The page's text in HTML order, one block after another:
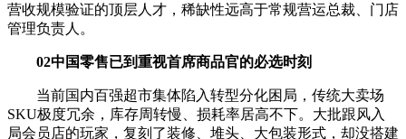
营收规模验证的顶层人才，稀缺性远高于常规营运总裁、门店
管理负责人。
02中国零售已到重视首席商品官的必选时刻
当前国内百强超市集体陷入转型分化困局，传统大卖场
SKU极度冗余，库存周转慢、损耗率居高不下。大批跟风入
局会员店的玩家，复刻了装修、堆头、大包装形式，却没搭建